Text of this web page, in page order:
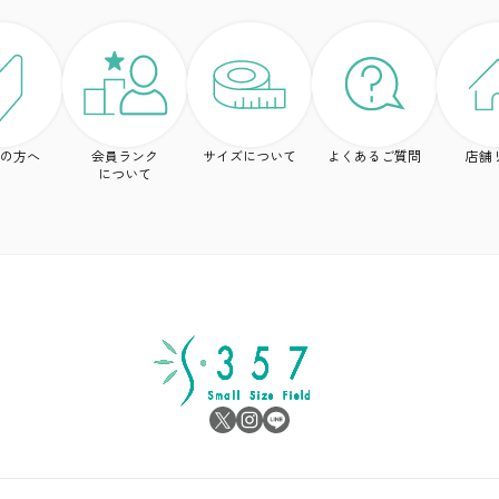
方へ
会員ランク
について
サイズについて よくあるご質問 店舗